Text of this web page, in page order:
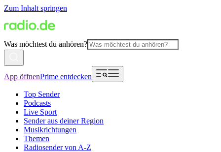
Zum Inhalt springen
Was möchtest du anhören?
App öffnenPrime entdecken
Top Sender
Podcasts
Live Sport
Sender aus deiner Region
Musikrichtungen
Themen
Radiosender von A-Z